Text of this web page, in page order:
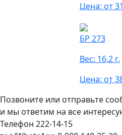
Цена: от
БР 273
Вес: 16,2 г.
Цена: от
Позвоните или отправьте
и мы ответим на все
Телефон 222-14-15